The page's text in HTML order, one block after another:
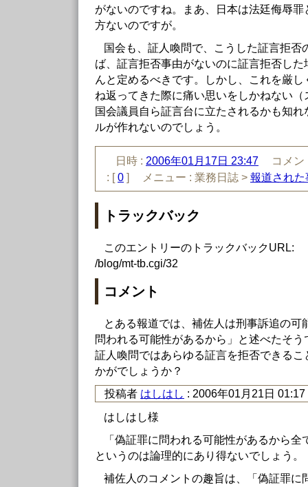
がないのですね。まあ、日本は法廷侮辱
方ないのですが。
国会も、証人喚問で、こうした証言拒否
ば、証言拒否事由がないのに証言拒否し
んと定めるべきです。しかし、これを厳
ね返ってきた際に痛い思いをしかねない
国会議員自ら証言台に立たされるかも知
ルが作れないのでしょう。
日時 : 2006年01月17日 23:47
コメ
: [0 ] メニュー : 業務日誌 > 報道され
トラックバック
このエントリーのトラックバックURL:
/blog/mt-tb.cgi/32
コメント
とある報道では、補佐人は刑事訴追の可
問われる可能性があるから」と述べたそ
証人喚問ではあらゆる証言を拒否できる
かがでしょうか？
投稿者 はしはし : 2006年01月21日 01:17
はしはし様
「偽証罪に問われる可能性があるから
というのは論理的にあり得ないでしょう。
補佐人のコメントの趣旨は、「偽証罪に